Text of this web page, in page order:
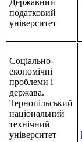
Державний
податковий
університет
Соціально-
економічні
проблеми і
держава.
Тернопільський
національний
технічний
університет